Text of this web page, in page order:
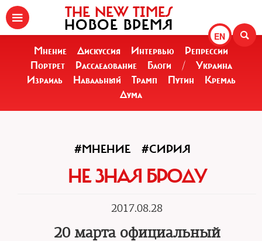
EN
THE NEW TIMES
НОВОЕ ВРЕМЯ
Мнение Дискуссия Интервью
Репрессии
Портрет
Расследование Блоги /
Украина
Израиль
Навальный Трамп Путин
Кремль
Дума
#МНЕНИЕ #СИРИЯ
НЕ ЗНАЯ БРОДУ
2017.08.28
20 марта официальный